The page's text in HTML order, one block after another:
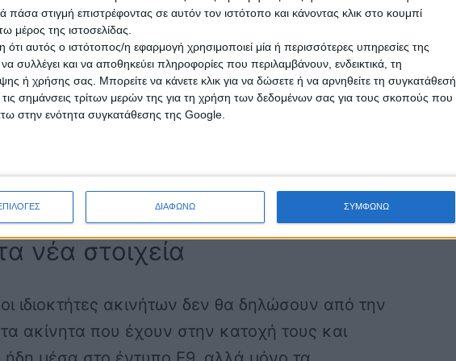
στιγμή επιστρέφοντας σε αυτόν τον ιστότοπο και κάνοντας κλικ στο κουμπί
μέρος της ιστοσελίδας.
αυτός ο ιστότοπος/η εφαρμογή χρησιμοποιεί μία ή περισσότερες υπηρεσίες της
συλλέγει και να αποθηκεύει πληροφορίες που περιλαμβάνουν, ενδεικτικά, τη
ή χρήσης σας. Μπορείτε να κάνετε κλικ για να δώσετε ή να αρνηθείτε τη συγκατάθεσή
σημάνσεις τρίτων μερών της για τη χρήση των δεδομένων σας για τους σκοπούς που
στην ενότητα συγκατάθεσης της Google.
ΔΙΑΦΩΝΩ ΣΥΜΦΩΝΩ
γης εκτός σχεδίου.
επιφάνεια των κτισμάτων που βρίσκονται
αγρού, βοσκοτόπου ή άλλης έκτασης
της πρόσοψηςή το άθροισμα των προσόψεων
της πρόσοψηςή το άθροισμα των προσόψεων
νέα στοιχεία
ιδιοκτήτες ακινήτων δεν θα δηλώσουν από την
ακίνητα που έχουν στην κατοχή τους και